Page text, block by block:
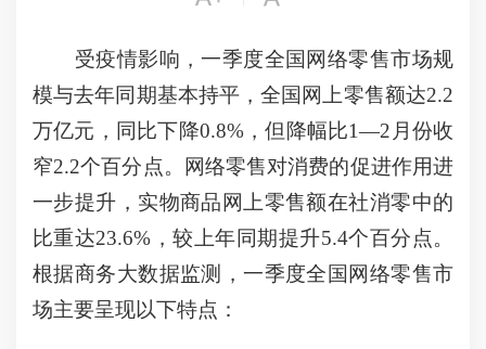
受疫情影响，一季度全国网络零售市场规
模与去年同期基本持平，全国网上零售额达2.2
万亿元，同比下降0.8%，但降幅比1—2月份收
窄2.2个百分点。网络零售对消费的促进作用进
一步提升，实物商品网上零售额在社消零中的
比重达23.6%，较上年同期提升5.4个百分点。
根据商务大数据监测，一季度全国网络零售市
场主要呈现以下特点：